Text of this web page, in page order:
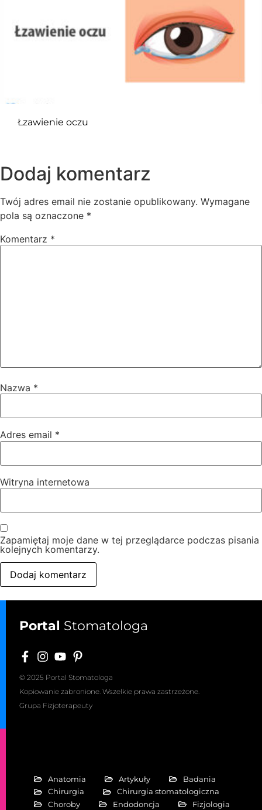
Łzawienie oczu
Dodaj komentarz
Twój adres email nie zostanie opublikowany. Wymagane
pola są oznaczone *
Komentarz *
Nazwa *
Adres email *
Witryna internetowa
Zapamiętaj moje dane w tej przeglądarce podczas pisania
kolejnych komentarzy.
Portal Stomatologa
© 2025 Portal Stomatologa
Kopiowanie zabronione. Wszelkie prawa zastrzeżone.
Grupa Fizjoterapeuty
Anatomia Artykuły
Badania
Chirurgia
Chirurgia stomatologiczna
Choroby
Endodoncja Fizjologia